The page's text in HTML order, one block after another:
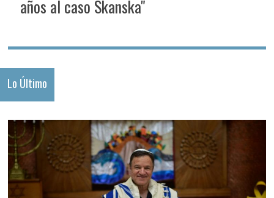
años al caso Skanska"
Lo Último